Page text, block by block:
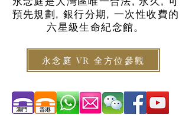
預先規劃, 銀行分期, 一次性收費的
六星級生命紀念館。
永念庭 VR 全方位參觀